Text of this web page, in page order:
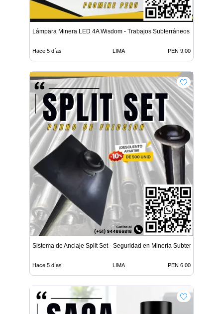
Lámpara Minera LED 4A Wisdom - Trabajos Subterráneos
Hace 5 días LIMA PEN 9.00
Sistema de Anclaje Split Set - Seguridad en Minería Subterrá
Hace 5 días LIMA PEN 6.00